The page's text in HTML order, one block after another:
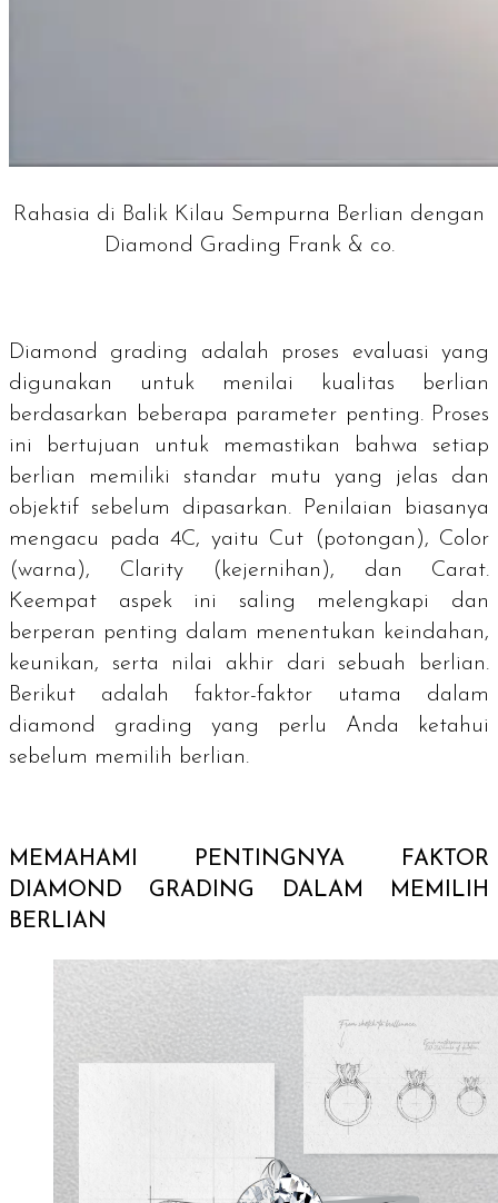
Rahasia di Balik Kilau Sempurna Berlian dengan
Diamond Grading Frank & co.
Diamond grading
adalah proses evaluasi yang
digunakan untuk menilai kualitas berlian
berdasarkan beberapa parameter penting. Proses
ini bertujuan untuk memastikan bahwa setiap
berlian memiliki standar mutu yang jelas dan
objektif sebelum dipasarkan. Penilaian biasanya
mengacu pada 4C, yaitu Cut (potongan), Color
(warna), Clarity
(kejernihan), dan Carat.
Keempat aspek ini saling melengkapi dan
berperan penting dalam menentukan keindahan,
keunikan, serta nilai akhir dari sebuah berlian.
Berikut adalah faktor-faktor utama dalam
diamond grading yang perlu Anda ketahui
sebelum memilih berlian.
MEMAHAMI PENTINGNYA FAKTOR
DIAMOND GRADING
DALAM MEMILIH
BERLIAN